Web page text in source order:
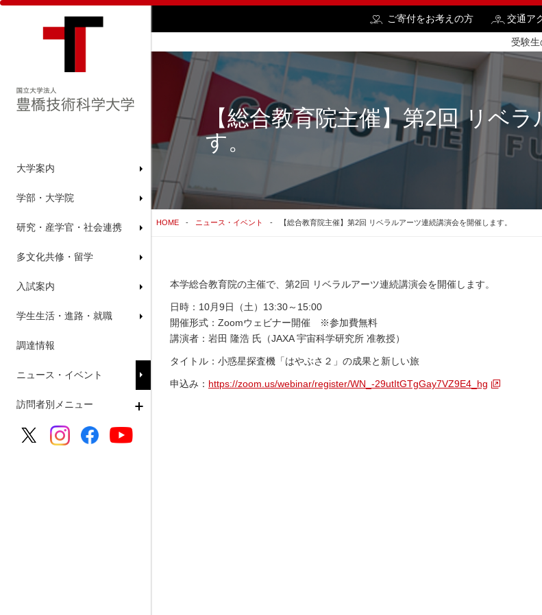
大学案内
学部・大学院
研究・産学官・社会連携
多文化共修・留学
入試案内
学生生活・進路・就職
調達情報
ニュース・イベント
訪問者別メニュー
ご寄付をお考えの方 交通ア
受験
【総合教育院主催】第2回 リベ
す。
HOME ニュース・イベント 【総合教育院主催】第2回 リベラルアーツ連続講演会を開催します。
本学総合教育院の主催で、第2回 リベラルアーツ連続講演会を開催します。
日時：10月9日（土）13:30～15:00
開催形式：Zoomウェビナー開催 ※参加費無料
講演者：岩田 隆浩 氏（JAXA 宇宙科学研究所 准教授）
タイトル：小惑星探査機「はやぶさ２」の成果と新しい旅
申込み： https://zoom.us/webinar/register/WN_-29utItGTgGay7VZ9E4_hg